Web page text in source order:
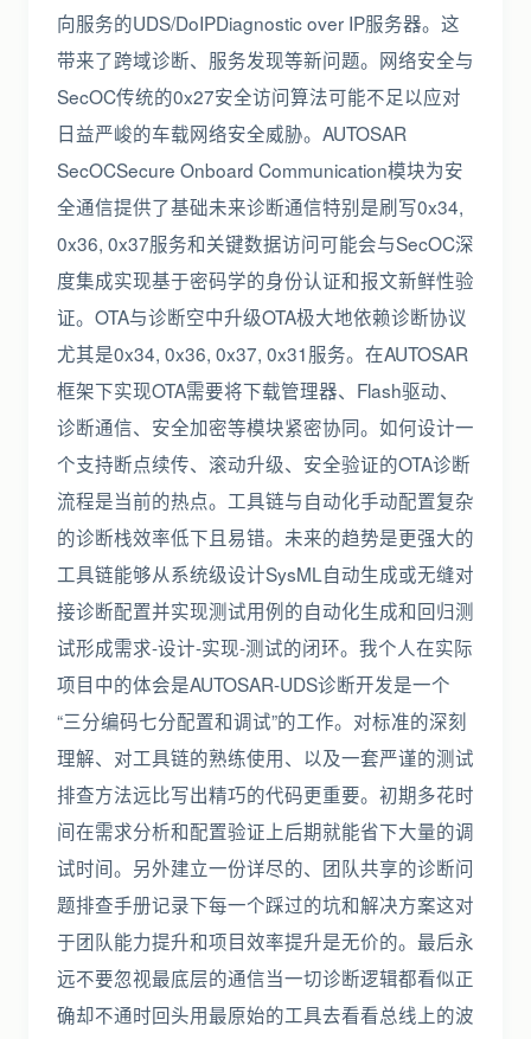
向服务的UDS/DoIPDiagnostic over IP服务器。这
带来了跨域诊断、服务发现等新问题。网络安全与
SecOC传统的0x27安全访问算法可能不足以应对
日益严峻的车载网络安全威胁。AUTOSAR
SecOCSecure Onboard Communication模块为安
全通信提供了基础未来诊断通信特别是刷写0x34,
0x36, 0x37服务和关键数据访问可能会与SecOC深
度集成实现基于密码学的身份认证和报文新鲜性验
证。OTA与诊断空中升级OTA极大地依赖诊断协议
尤其是0x34, 0x36, 0x37, 0x31服务。在AUTOSAR
框架下实现OTA需要将下载管理器、Flash驱动、
诊断通信、安全加密等模块紧密协同。如何设计一
个支持断点续传、滚动升级、安全验证的OTA诊断
流程是当前的热点。工具链与自动化手动配置复杂
的诊断栈效率低下且易错。未来的趋势是更强大的
工具链能够从系统级设计SysML自动生成或无缝对
接诊断配置并实现测试用例的自动化生成和回归测
试形成需求-设计-实现-测试的闭环。我个人在实际
项目中的体会是AUTOSAR-UDS诊断开发是一个
“三分编码七分配置和调试”的工作。对标准的深刻
理解、对工具链的熟练使用、以及一套严谨的测试
排查方法远比写出精巧的代码更重要。初期多花时
间在需求分析和配置验证上后期就能省下大量的调
试时间。另外建立一份详尽的、团队共享的诊断问
题排查手册记录下每一个踩过的坑和解决方案这对
于团队能力提升和项目效率提升是无价的。最后永
远不要忽视最底层的通信当一切诊断逻辑都看似正
确却不通时回头用最原始的工具去看看总线上的波